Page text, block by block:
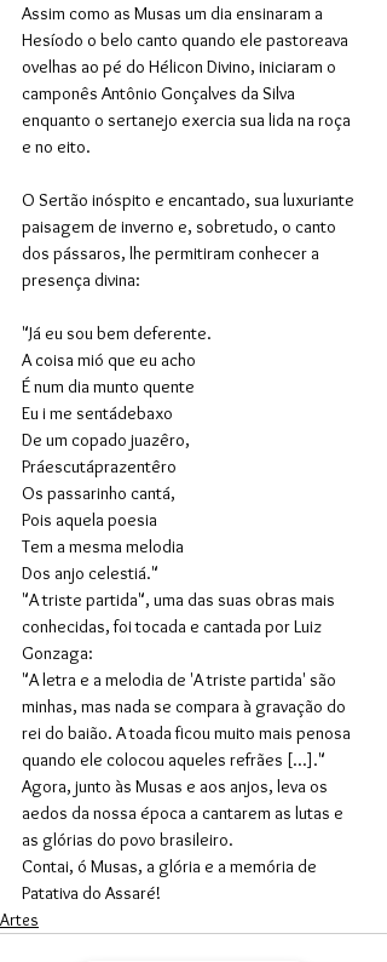
Assim como as Musas um dia ensinaram a
Hesíodo o belo canto quando ele pastoreava
ovelhas ao pé do Hélicon Divino, iniciaram o
camponês Antônio Gonçalves da Silva
enquanto o sertanejo exercia sua lida na roça
e no eito.
O Sertão inóspito e encantado, sua luxuriante
paisagem de inverno e, sobretudo, o canto
dos pássaros, lhe permitiram conhecer a
presença divina:
"Já eu sou bem deferente.
A coisa mió que eu acho
É num dia munto quente
Eu i me sentádebaxo
De um copado juazêro,
Práescutáprazentêro
Os passarinho cantá,
Pois aquela poesia
Tem a mesma melodia
Dos anjo celestiá."
"A triste partida", uma das suas obras mais
conhecidas, foi tocada e cantada por Luiz
Gonzaga:
"A letra e a melodia de 'A triste partida' são
minhas, mas nada se compara à gravação do
rei do baião. A toada ficou muito mais penosa
quando ele colocou aqueles refrães [...]."
Agora, junto às Musas e aos anjos, leva os
aedos da nossa época a cantarem as lutas e
as glórias do povo brasileiro.
Contai, ó Musas, a glória e a memória de
Patativa do Assaré!
Artes